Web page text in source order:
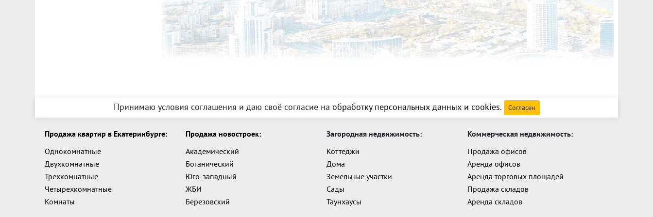
Принимаю условия соглашения и даю своё согласие на обработку персональных данных и cookies. Согласен
Продажа квартир в Екатеринбурге:
Однокомнатные
Двухкомнатные
Трехкомнатные
Четырехкомнатные
Комнаты
Продажа новостроек:
Академический
Ботанический
Юго-западный
ЖБИ
Березовский
Загородная недвижимость:
Коттеджи
Дома
Земельные участки
Сады
Таунхаусы
Коммерческая недвижимость:
Продажа офисов
Аренда офисов
Аренда торговых площадей
Продажа складов
Аренда складов